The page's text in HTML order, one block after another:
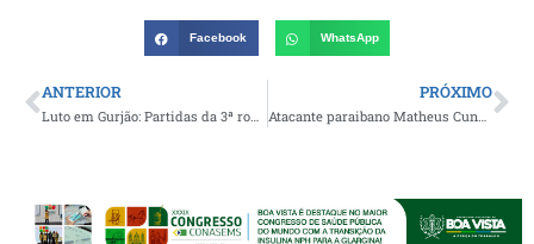
Facebook WhatsApp
ANTERIOR PRÓXIMO